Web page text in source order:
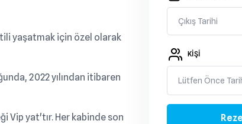
yaşatmak için özel olarak
2022 yılından itibaren
Vip yat'tır. Her kabinde son
KIŞI
Lütfen Önce